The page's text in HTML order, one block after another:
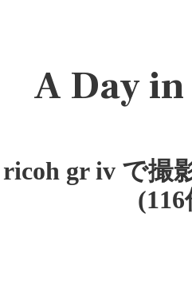
A Day
ricoh gr iv で撮